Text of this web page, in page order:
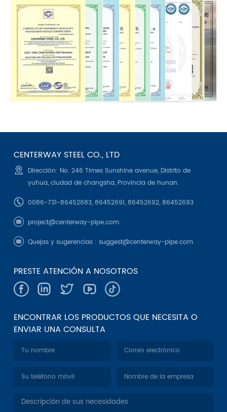
CENTERWAY STEEL CO., LTD
Dirección: No. 246 Times Sunshine avenue, Distrito de
yuhua, ciudad de changsha, Provincia de hunan.
0086-731-86452683, 86452691, 86452692, 86452693
project@centerway-pipe.com
Quejas y sugerencias :suggest@centerway-pipe.com
PRESTE ATENCIÓN A NOSOTROS
ENCONTRAR LOS PRODUCTOS QUE NECESITA O
ENVIAR UNA CONSULTA